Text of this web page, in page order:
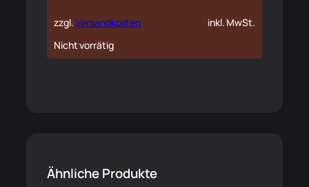
zzgl.Versandkosten
inkl. MwSt.
Nicht vorrätig
Ähnliche Produkte